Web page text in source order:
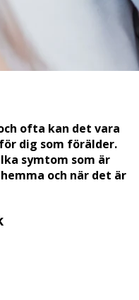
ofta kan det vara
dig som förälder.
symtom som är
och när det är